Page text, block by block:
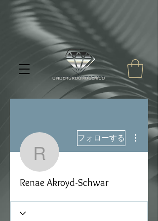
Renae Akroyd-
フォローする
Renae Akroyd-Schwar